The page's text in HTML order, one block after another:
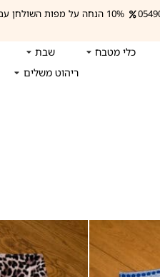
10% הנחה על מפות השולחן עם הקופון: mapa
כלי מטבח שבת
ריהוט משלים